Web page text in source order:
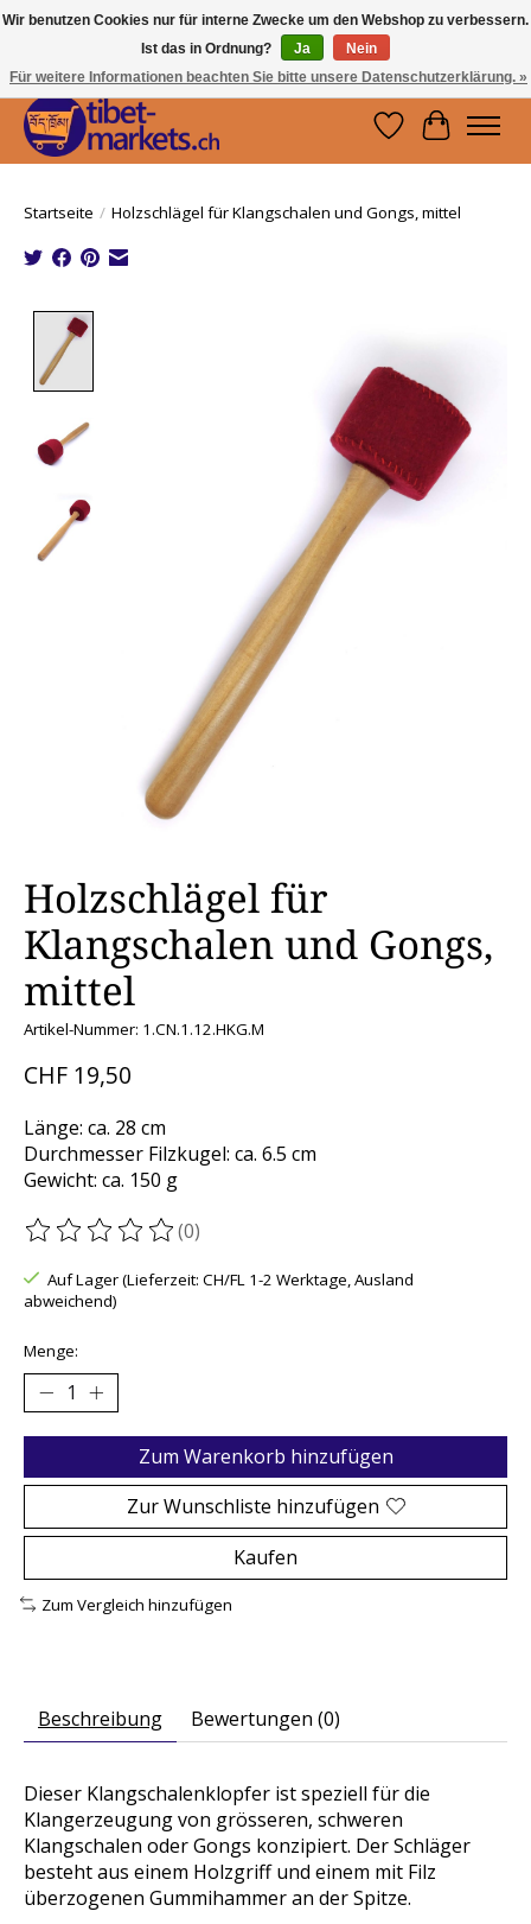
Handwerkskunst vom Dach der Welt.
Holen Sie sich ein Stück Tibet.
Wunschzettel
Ihr
Startseite / Holzschlägel für Klangschalen und Gongs, mittel
Holzschlägel für
Klangschalen und Gongs,
mittel
Artikel-Nummer: 1.CN.1.12.HKG.M
CHF 19,50
Länge: ca. 28 cm
Durchmesser Filzkugel: ca. 6.5 cm
Gewicht: ca. 150 g
Die Bewertung dieses Produkts ist
(0)
Auf Lager (Lieferzeit: CH/FL 1-2 Werktage, Ausland
abweichend)
Menge:
Zum Warenkorb hinzufügen
Zur Wunschliste hinzufügen
Kaufen
Zum Vergleich hinzufügen
Beschreibung Bewertungen (0)
Dieser Klangschalenklopfer ist speziell für die
Klangerzeugung von grösseren, schweren
Klangschalen oder Gongs konzipiert. Der Schläger
besteht aus einem Holzgriff und einem mit Filz
überzogenen Gummihammer an der Spitze.
Wir benutzen Cookies nur für interne Zwecke um den Webshop zu verbessern.
Ist das in Ordnung?
Ja
Nein
Für weitere Informationen beachten Sie bitte unsere Datenschutzerklärung. »